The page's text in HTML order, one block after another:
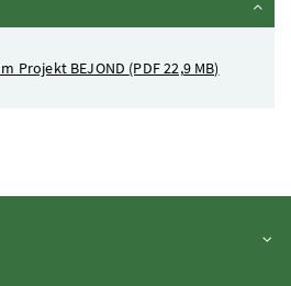
Projekt BEJOND (PDF 22,9 MB)